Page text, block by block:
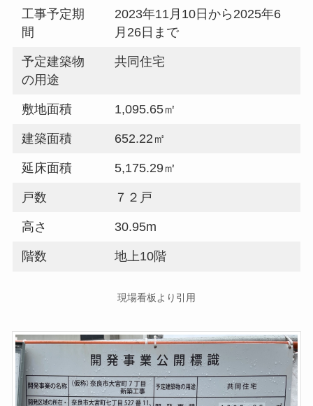
工事予定期
間
2023年11月10日から2025年6
月26日まで
予定建築物
の用途
共同住宅
敷地面積 1,095.65㎡
建築面積 652.22㎡
延床面積 5,175.29㎡
戸数 ７２戸
高さ 30.95m
階数 地上10階
現場看板より引用